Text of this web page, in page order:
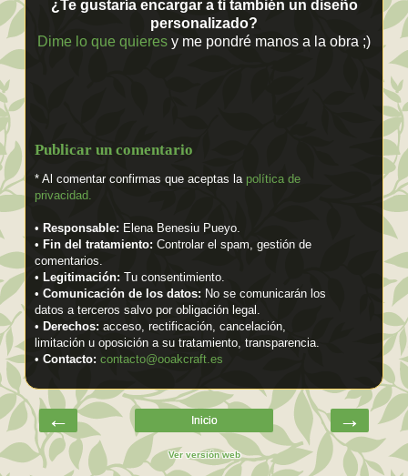
¿Te gustaría encargar a ti también un diseño
personalizado?
Dime lo que quieres y me pondré manos a la obra ;)
Publicar un comentario
* Al comentar confirmas que aceptas la política de
privacidad.
• Responsable: Elena Benesiu Pueyo.
• Fin del tratamiento: Controlar el spam, gestión de
comentarios.
• Legitimación: Tu consentimiento.
• Comunicación de los datos: No se comunicarán los
datos a terceros salvo por obligación legal.
• Derechos: acceso, rectificación, cancelación,
limitación u oposición a su tratamiento, transparencia.
• Contacto: contacto@ooakcraft.es
← →
Inicio
Ver versión web